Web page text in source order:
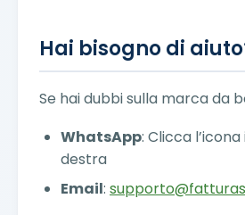
Hai bisogno di
Se hai dubbi sulla marca da
WhatsApp: Clicca
destra
Email: